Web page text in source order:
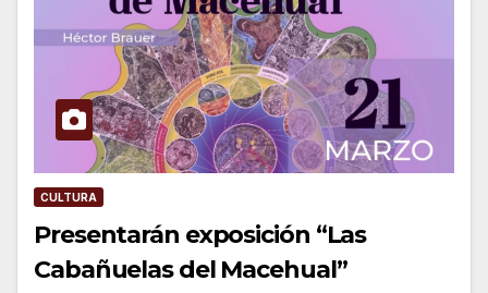
CULTURA
Presentarán exposición “Las
Cabañuelas del Macehual”